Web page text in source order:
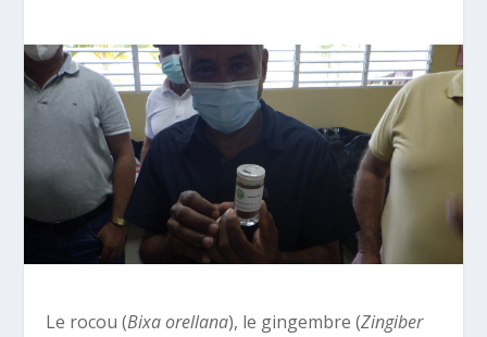
Le rocou (Bixa orellana), le gingembre (Zingiber